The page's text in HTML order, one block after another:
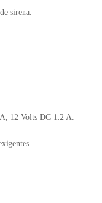
sirena.
12 Volts DC 1.2 A.